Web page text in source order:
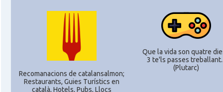
Catalans a SEATTLE
California, USA
CAMON Catalans a TAMPA
Recomanacions de catalansalmon;
Restaurants, Guies Turístics en
català, Hotels, Pubs, Llocs
Que la vida son quatre
3 te'ls passes
(Plutarc)